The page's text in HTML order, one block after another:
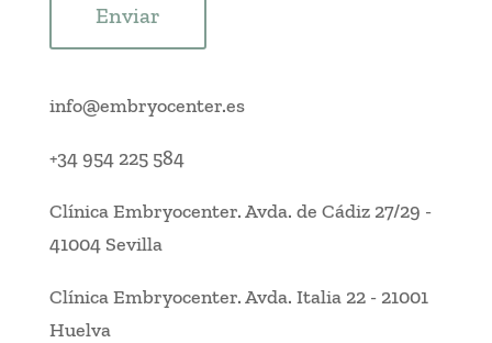
Enviar
info@embryocenter.es
+34 954 225 584
Clínica Embryocenter.Avda. de Cádiz 27/29 -
41004 Sevilla
Clínica Embryocenter.Avda. Italia 22- 21001
Huelva